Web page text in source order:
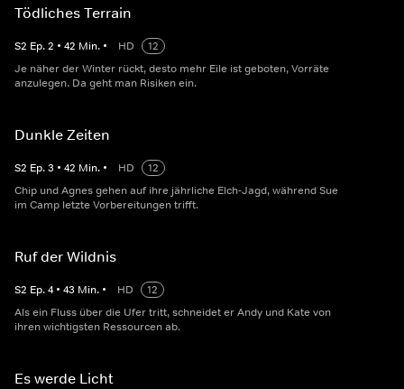
Tödliches Terrain
S2 Ep.2 • 42 Min. • HD
12
Je näher der Winter rückt, desto mehr Eile ist geboten, Vorräte
anzulegen. Da geht man Risiken ein.
Dunkle Zeiten
S2 Ep.3 • 42 Min. • HD
12
Chip und Agnes gehen auf ihre jährliche Elch-Jagd, während Sue
im Camp letzte Vorbereitungen trifft.
Ruf der Wildnis
S2 Ep.4 • 43 Min. • HD
12
Als ein Fluss über die Ufer tritt, schneidet er Andy und Kate von
ihren wichtigsten Ressourcen ab.
Es werde Licht